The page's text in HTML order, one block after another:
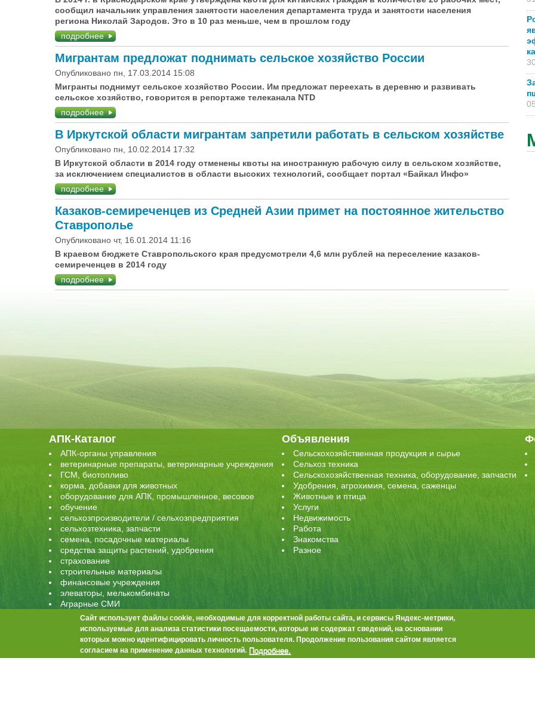
сообщил начальник управления занятости населения департамента труда и занятости населения
региона Николай Зародов. Это в 10 раз меньше, чем в прошлом году
подробнее
Мигрантам предложат поднимать сельское хозяйство России
Опубликовано пн, 17.03.2014 15:08
Мигранты поднимут сельское хозяйство России. Им предложат переехать в деревню и развивать
сельское хозяйство, говорится в репортаже телеканала NTD
подробнее
В Иркутской области мигрантам запретили работать в сельском хозяйстве
Опубликовано пн, 10.02.2014 17:32
В Иркутской области в 2014 году отменены квоты на иностранную рабочую силу в сельском хозяйстве,
за исключением специалистов в области высоких технологий, сообщает портал «Байкал Инфо»
подробнее
Казаков-семиреченцев из Средней Азии примет на постоянное жительство
Ставрополье
Опубликовано чт, 16.01.2014 11:16
В краевом бюджете Ставропольского края предусмотрели 4,6 млн рублей на переселение казаков-
семиреченцев в 2014 году
подробнее
АПК-Каталог
АПК-органы управления
ветеринарные препараты, ветеринарные учреждения
ГСМ, биотопливо
корма, добавки для животных
оборудование для АПК, промышленное, весовое
обучение
сельхозпроизводители / сельхозпредприятия
сельхозтехника, запчасти
семена, посадочные материалы
средства защиты растений, удобрения
страхование
строительные материалы
финансовые учреждения
элеваторы, мелькомбинаты
Аграрные СМИ
Объявления
Сельскохозяйственная продукция и сырье
Сельхоз техника
Сельскохозяйственная техника, оборудование, запчасти
Удобрения, агрохимия, семена, саженцы
Животные и птица
Услуги
Недвижимость
Работа
Знакомства
Разное
Контакты О проекте Реклама на сайте Правила пользования
Правообладателям
Сайт использует файлы cookie, необходимые для корректной работы сайта, и сервисы Яндекс-метрики,
используемые для анализа статистики посещаемости, которые не содержат сведений, на основании
которых можно идентифицировать личность пользователя. Продолжение пользования сайтом является
согласием на применение данных технологий. Подробнее.